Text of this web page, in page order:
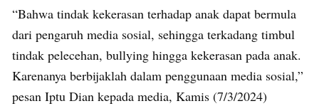
“Bahwa tindak kekerasan terhadap anak dapat bermula
dari pengaruh media sosial, sehingga terkadang timbul
tindak pelecehan, bullying hingga kekerasan pada anak.
Karenanya berbijaklah dalam penggunaan media sosial,”
pesan Iptu Dian kepada media, Kamis (7/3/2024)